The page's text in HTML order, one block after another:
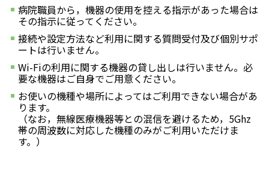
病院職員から，機器の使用を控える指示があった場合は
その指示に従ってください。
接続や設定方法など利用に関する質問受付及び個別サポ
ートは行いません。
Wi-Fiの利用に関する機器の貸し出しは行いません。必
要な機器はご自身でご用意ください。
お使いの機種や場所によってはご利用できない場合があ
ります。
（なお，無線医療機器等との混信を避けるため，5Ghz
帯の周波数に対応した機種のみがご利用いただけま
す。）